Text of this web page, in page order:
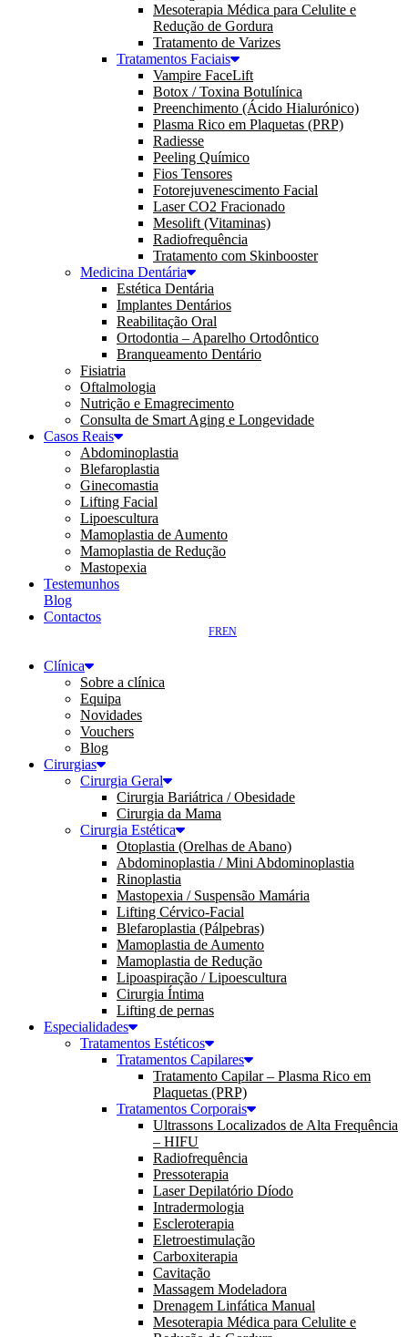
Mesoterapia Médica para Celulite e
Redução de Gordura
Tratamento de Varizes
Tratamentos Faciais
Vampire FaceLift
Botox / Toxina Botulínica
Preenchimento (Ácido Hialurónico)
Plasma Rico em Plaquetas (PRP)
Radiesse
Peeling Químico
Fios Tensores
Fotorejuvenescimento Facial
Laser CO2 Fracionado
Mesolift (Vitaminas)
Radiofrequência
Tratamento com Skinbooster
Medicina Dentária
Estética Dentária
Implantes Dentários
Reabilitação Oral
Ortodontia – Aparelho Ortodôntico
Branqueamento Dentário
Fisiatria
Oftalmologia
Nutrição e Emagrecimento
Consulta de Smart Aging e Longevidade
Casos Reais
Abdominoplastia
Blefaroplastia
Ginecomastia
Lifting Facial
Lipoescultura
Mamoplastia de Aumento
Mamoplastia de Redução
Mastopexia
Testemunhos
Blog
Contactos
EN
FR
Clínica
Sobre a clínica
Equipa
Novidades
Vouchers
Blog
Cirurgias
Cirurgia Geral
Cirurgia Bariátrica / Obesidade
Cirurgia da Mama
Cirurgia Estética
Otoplastia (Orelhas de Abano)
Abdominoplastia / Mini Abdominoplastia
Rinoplastia
Mastopexia / Suspensão Mamária
Lifting Cérvico-Facial
Blefaroplastia (Pálpebras)
Mamoplastia de Aumento
Mamoplastia de Redução
Lipoaspiração / Lipoescultura
Cirurgia Íntima
Lifting de pernas
Especialidades
Tratamentos Estéticos
Tratamentos Capilares
Tratamento Capilar – Plasma Rico em
Plaquetas (PRP)
Tratamentos Corporais
Ultrassons Localizados de Alta Frequência
– HIFU
Radiofrequência
Pressoterapia
Laser Depilatório Díodo
Intradermologia
Escleroterapia
Eletroestimulação
Carboxiterapia
Cavitação
Massagem Modeladora
Drenagem Linfática Manual
Mesoterapia Médica para Celulite e